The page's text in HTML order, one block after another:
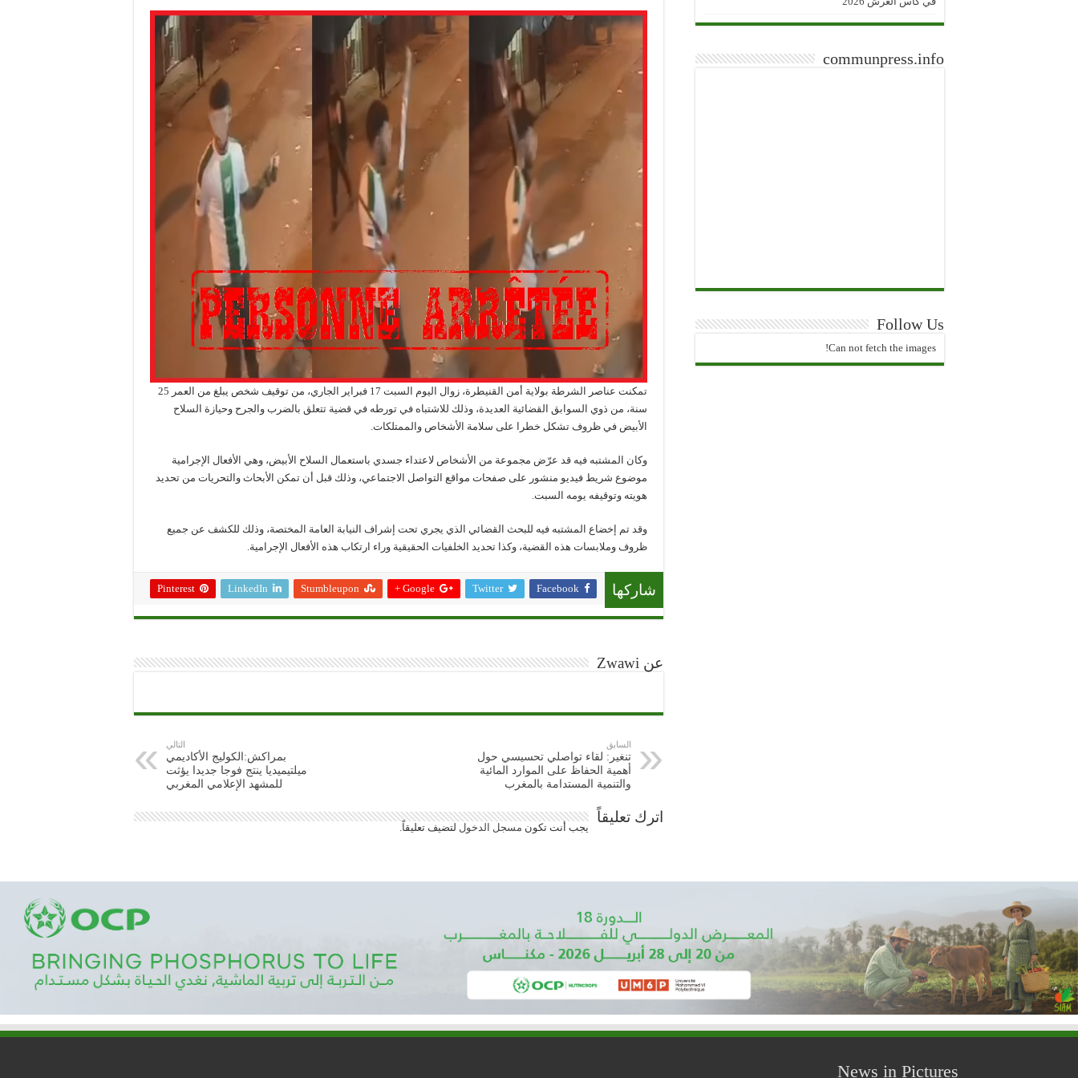
تمكنت عناصر الشرطة بولاية أمن القنيطرة، زوال اليوم السبت 17 فبراير الجاري، من توقيف شخص يبلغ من العمر 25
سنة، من ذوي السوابق القضائية العديدة، وذلك للاشتباه في تورطه في قضية تتعلق بالضرب والجرح وحيازة السلاح
الأبيض في ظروف تشكل خطرا على سلامة الأشخاص والممتلكات.
وكان المشتبه فيه قد عرّض مجموعة من الأشخاص لاعتداء جسدي باستعمال السلاح الأبيض، وهي الأفعال الإجرامية
موضوع شريط فيديو منشور على صفحات مواقع التواصل الاجتماعي، وذلك قبل أن تمكن الأبحاث والتحريات من تحديد
هويته وتوقيفه يومه السبت.
وقد تم إخضاع المشتبه فيه للبحث القضائي الذي يجري تحت إشراف النيابة العامة المختصة، وذلك للكشف عن جميع
ظروف وملابسات هذه القضية، وكذا تحديد الخلفيات الحقيقية وراء ارتكاب هذه الأفعال الإجرامية.
شاركها Facebook
Twitter
Google +
Stumbleupon
LinkedIn
Pinterest
عن Zwawi
السابق
تنغير: لقاء تواصلي تحسيسي حول
أهمية الحفاظ على الموارد المائية
والتنمية المستدامة بالمغرب
التالي
بمراكش:الكوليج الأكاديمي
ميلتيميديا ينتج فوجا جديدا يؤثت
للمشهد الإعلامي المغربي
اترك تعليقاً
يجب أنت تكون مسجل الدخول لتضيف تعليقاً.
communpress.info
Follow Us
Can not fetch the images!
News in Pictures